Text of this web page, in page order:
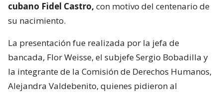
cubano Fidel Castro, con motivo del centenario de
su nacimiento.
La presentación fue realizada por la jefa de
bancada, Flor Weisse, el subjefe Sergio Bobadilla y
la integrante de la Comisión de Derechos Humanos,
Alejandra Valdebenito, quienes pidieron al